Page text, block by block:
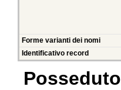
Forme varianti dei nomi
Identificativo record
Posseduto